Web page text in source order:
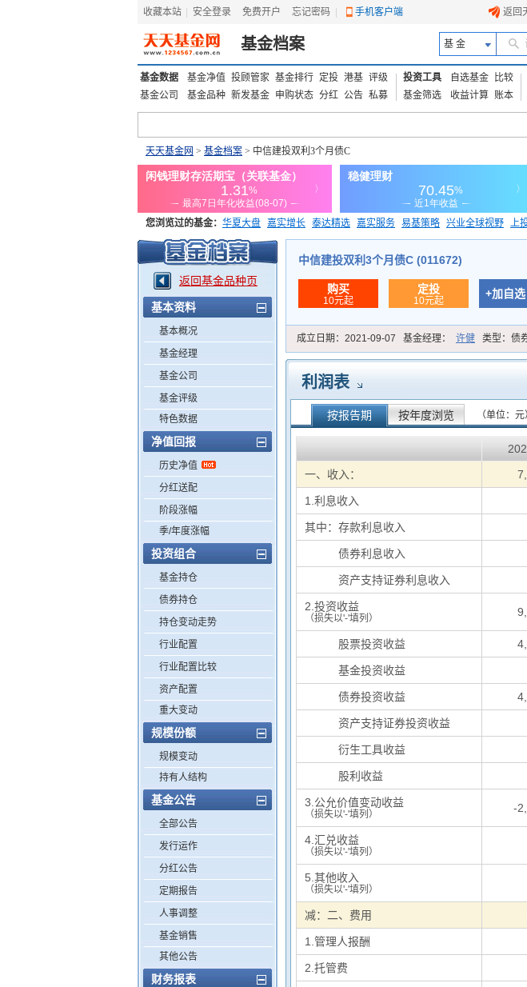
收藏本站 安全登录 免费开户 忘记密码 手机客户端 返回
基金档案 基 金
基金数据 基金净值 投顾管家 基金排行 定投 港基 评级
基金公司
基金品种 新发基金 申购状态 分红 公告 私募
投资工具 自选基金
比较
基金筛选
收益计算 账本
天天基金网 > 基金档案 > 中信建投双利3个月债C
您浏览过的基金： 华夏大盘 嘉实增长 泰达精选 嘉实服务 易基策略 兴业全球视野 上
添富优势 华安宏利 上证180价值ETF
返回基金品种页
基本资料
基本概况
基金经理
基金公司
基金评级
特色数据
净值回报
历史净值
分红送配
阶段涨幅
季/年度涨幅
投资组合
基金持仓
债券持仓
持仓变动走势
行业配置
行业配置比较
资产配置
重大变动
规模份额
规模变动
持有人结构
基金公告
全部公告
发行运作
分红公告
定期报告
人事调整
基金销售
其他公告
财务报表
中信建投双利3个月债C (011672)
购买
10元起
定投
10元起
+加自选
成立日期： 2021-09-07 基金经理： 许健 类型： 债
利润表
按报告期 按年度浏览 （单位：元
一、收入：
1.利息收入
其中：存款利息收入
债券利息收入
资产支持证券利息收入
2.投资收益
（损失以'-'填列）
股票投资收益
基金投资收益
债券投资收益
资产支持证券投资收益
衍生工具收益
股利收益
3.公允价值变动收益
（损失以'-'填列） -
4.汇兑收益
（损失以'-'填列）
5.其他收入
（损失以'-'填列）
减：二、费用
1.管理人报酬
2.托管费